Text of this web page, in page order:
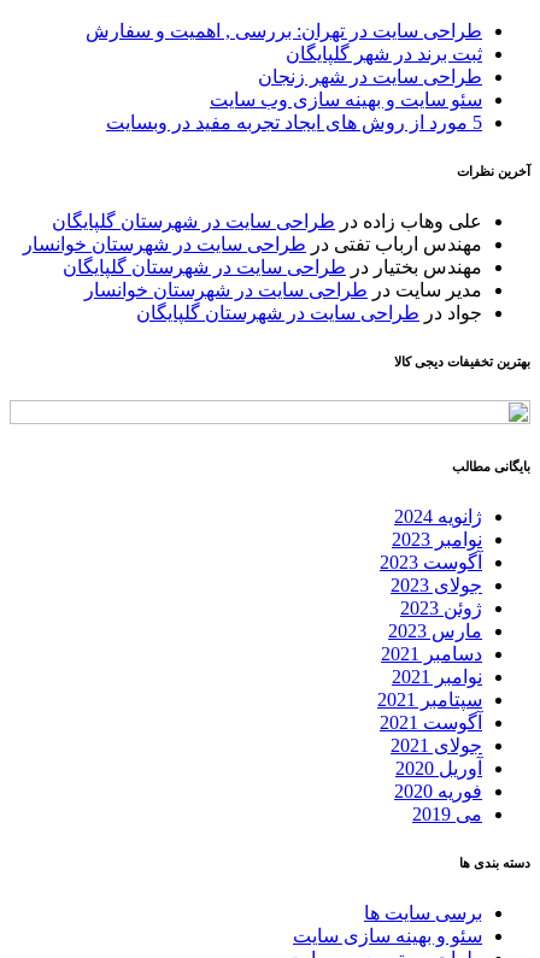
طراحی سایت در تهران: بررسی , اهمیت و سفارش
ثبت برند در شهر گلپایگان
طراحی سایت در شهر زنجان
سئو سایت و بهینه سازی وب سایت
5 مورد از روش های ایجاد تجربه مفید در وبسایت
آخرین نظرات
علی وهاب زاده در طراحی سایت در شهرستان گلپایگان
مهندس ارباب تفتی در طراحی سایت در شهرستان خوانسار
مهندس بختیار در طراحی سایت در شهرستان گلپایگان
مدیر سایت در طراحی سایت در شهرستان خوانسار
جواد در طراحی سایت در شهرستان گلپایگان
بهترین تخفیفات دیجی کالا
بایگانی مطالب
ژانویه 2024
نوامبر 2023
آگوست 2023
جولای 2023
ژوئن 2023
مارس 2023
دسامبر 2021
نوامبر 2021
سپتامبر 2021
آگوست 2021
جولای 2021
آوریل 2020
فوریه 2020
می 2019
دسته بندی ها
برسی سایت ها
سئو و بهینه سازی سایت